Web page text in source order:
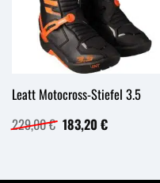
Leatt Motocross-Stiefel 3.5
229,00€ Ursprünglicher
Preis
183,20 €Aktueller
Preis